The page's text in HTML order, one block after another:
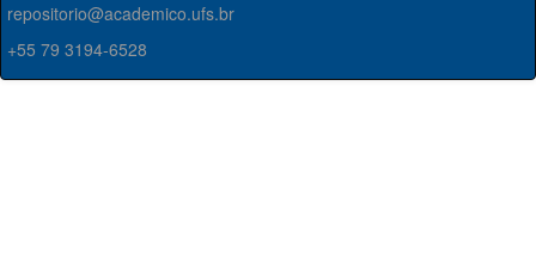
repositorio@academico.ufs.br
+55 79 3194-6528